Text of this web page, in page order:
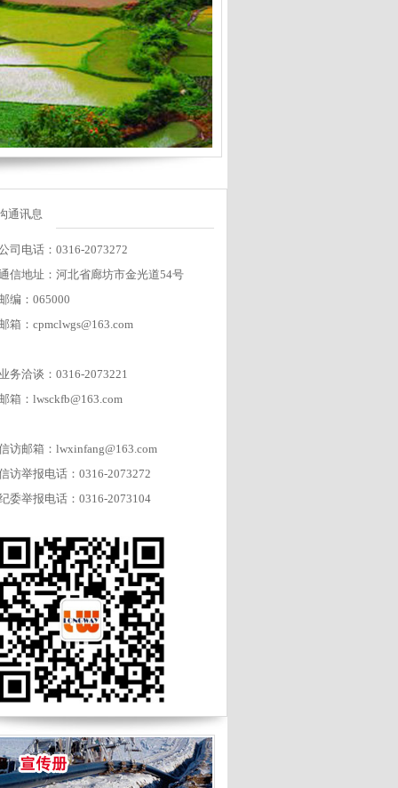
通讯息
司电话：0316-2073272
信地址：河北省廊坊市金光道54号
编：065000
箱：cpmclwgs@163.com
务洽谈：0316-2073221
箱：lwsckfb@163.com
访邮箱：lwxinfang@163.com
访举报电话：0316-2073272
委举报电话：0316-2073104